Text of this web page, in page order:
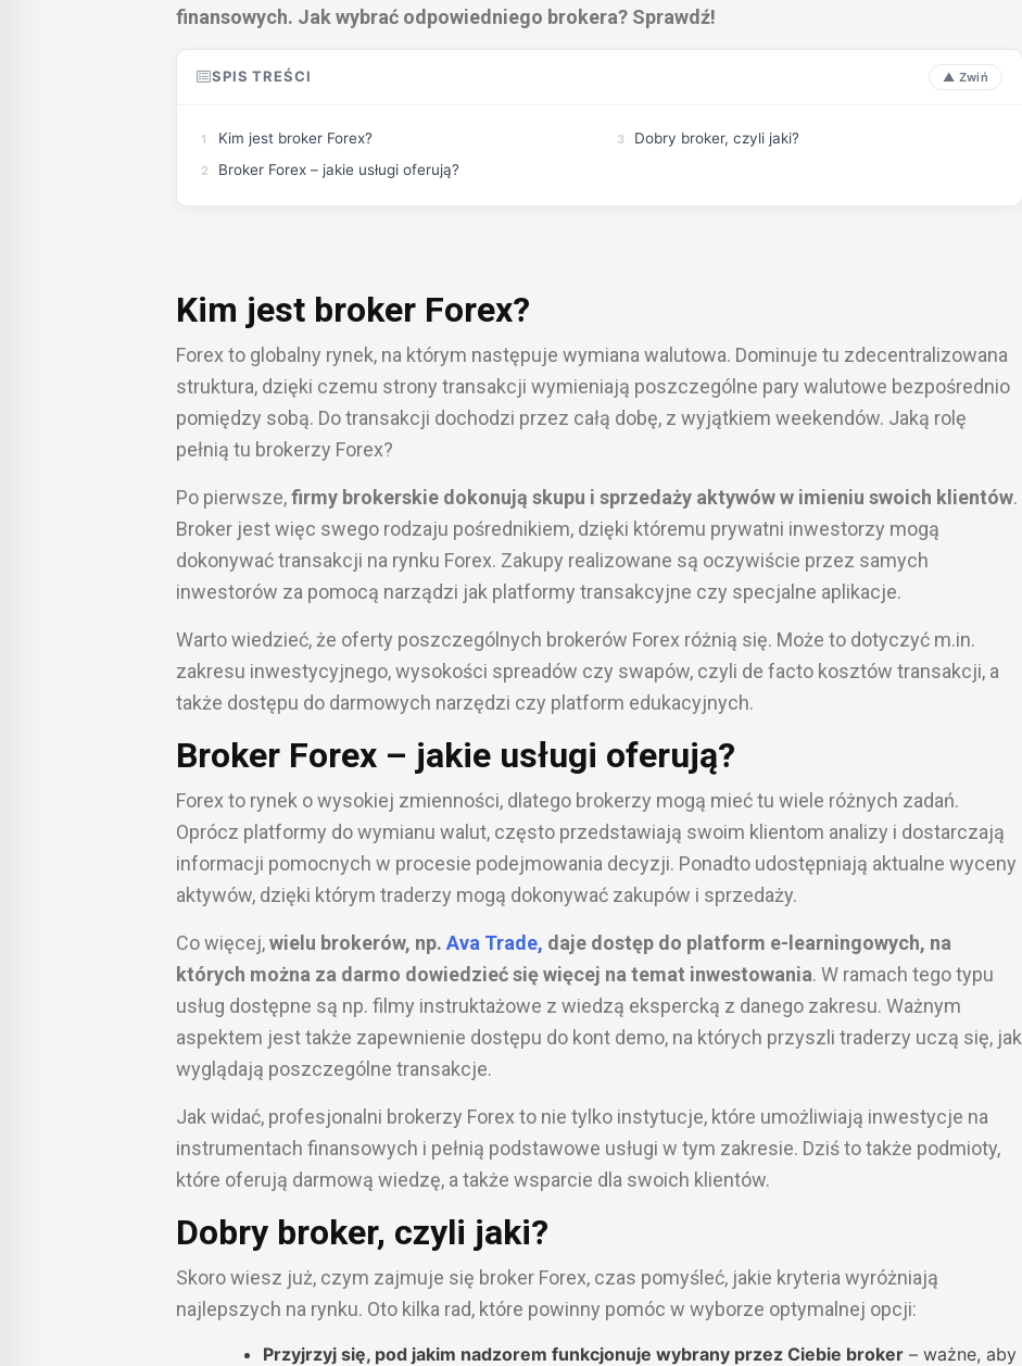
finansowych. Jak wybrać odpowiedniego brokera? Sprawdź!
SPIS TREŚCI
Kim jest broker Forex?
Broker Forex – jakie usługi oferują?
Dobry broker, czyli jaki?
Kim jest broker Forex?
Forex to globalny rynek, na którym następuje wymiana walutowa. Dominuje tu zdecentralizowana
struktura, dzięki czemu strony transakcji wymieniają poszczególne pary walutowe bezpośrednio
pomiędzy sobą. Do transakcji dochodzi przez całą dobę, z wyjątkiem weekendów. Jaką rolę
pełnią tu brokerzy Forex?
Po pierwsze,firmy brokerskie dokonują skupu i sprzedaży aktywów w imieniu swoich klientów.
Broker jest więc swego rodzaju pośrednikiem, dzięki któremu prywatni inwestorzy mogą
dokonywać transakcji na rynku Forex. Zakupy realizowane są oczywiście przez samych
inwestorów za pomocą narządzi jak platformy transakcyjne czy specjalne aplikacje.
Warto wiedzieć, że oferty poszczególnych brokerów Forex różnią się. Może to dotyczyć m.in.
zakresu inwestycyjnego, wysokości spreadów czy swapów, czyli de facto kosztów transakcji, a
także dostępu do darmowych narzędzi czy platform edukacyjnych.
Broker Forex – jakie usługi oferują?
Forex to rynek o wysokiej zmienności, dlatego brokerzy mogą mieć tu wiele różnych zadań.
Oprócz platformy do wymianu walut, często przedstawiają swoim klientom analizy i dostarczają
informacji pomocnych w procesie podejmowania decyzji. Ponadto udostępniają aktualne wyceny
aktywów, dzięki którym traderzy mogą dokonywać zakupów i sprzedaży.
Co więcej,wielu brokerów, np. Ava Trade, daje dostęp do platform e-learningowych, na
których można za darmo dowiedzieć się więcej na temat inwestowania. W ramach tego typu
usług dostępne są np. filmy instruktażowe z wiedzą ekspercką z danego zakresu. Ważnym
aspektem jest także zapewnienie dostępu do kont demo, na których przyszli traderzy uczą się, jak
wyglądają poszczególne transakcje.
Jak widać, profesjonalni brokerzy Forex to nie tylko instytucje, które umożliwiają inwestycje na
instrumentach finansowych i pełnią podstawowe usługi w tym zakresie. Dziś to także podmioty,
które oferują darmową wiedzę, a także wsparcie dla swoich klientów.
Dobry broker, czyli jaki?
Skoro wiesz już, czym zajmuje się broker Forex, czas pomyśleć, jakie kryteria wyróżniają
najlepszych na rynku. Oto kilka rad, które powinny pomóc w wyborze optymalnej opcji:
Przyjrzyj się, pod jakim nadzorem funkcjonuje wybrany przez Ciebie broker – ważne, aby